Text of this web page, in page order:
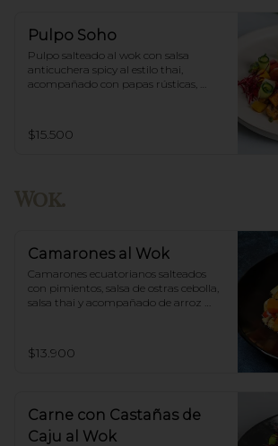
Pulpo Soho
Pulpo salteado al wok con salsa
anticuchera spicy al estilo thai,
acompañado con papas rústicas,
$15.500
Camarones al Wok
Camarones ecuatorianos salteados
con pimientos, salsa de ostras cebolla,
salsa thai y acompañado de arroz
$13.900
Carne con Castañas de
Caju al Wok